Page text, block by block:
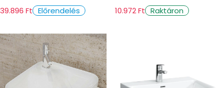
39.896 Ft Előrendelés
10.972 Ft Raktáron